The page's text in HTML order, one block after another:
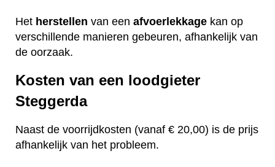
Het herstellen van een afvoerlekkage kan op
verschillende manieren gebeuren, afhankelijk van
de oorzaak.
Kosten van een loodgieter
Steggerda
Naast de voorrijdkosten (vanaf € 20,00) is de prijs
afhankelijk van het probleem.